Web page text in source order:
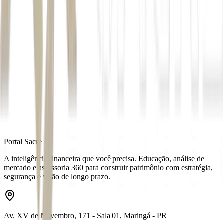
Portal Sacre
A inteligência financeira que você precisa. Educação, análise de
mercado e assessoria 360 para construir patrimônio com estratégia,
segurança e visão de longo prazo.
Av. XV de Novembro, 171 - Sala 01, Maringá - PR